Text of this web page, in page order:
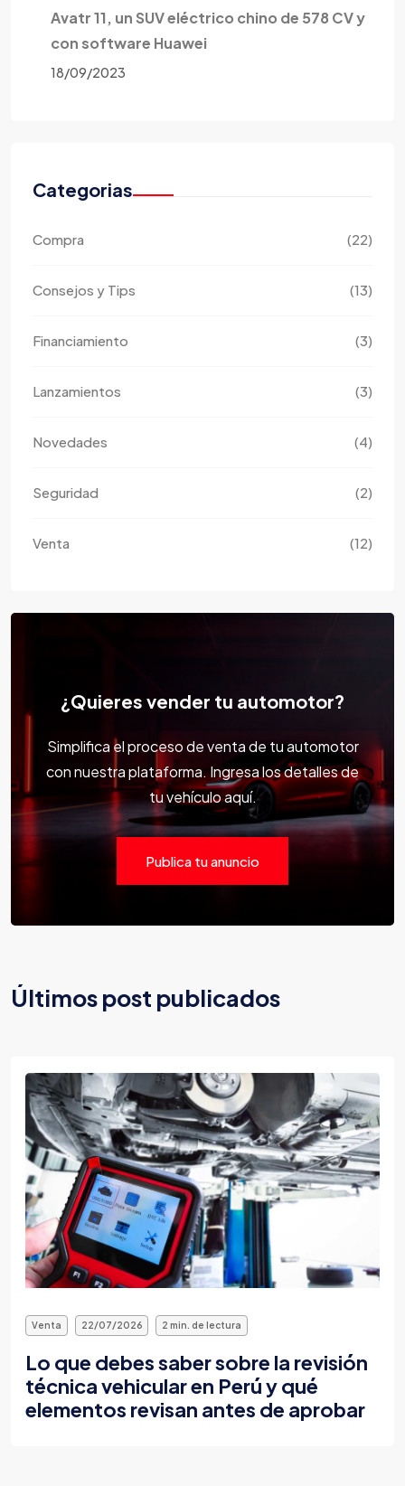
Avatr 11, un SUV eléctrico chino de 578 CV y
con software Huawei
18/09/2023
Categorias
Compra (22)
Consejos y Tips (13)
Financiamiento (3)
Lanzamientos (3)
Novedades (4)
Seguridad (2)
Venta (12)
¿Quieres vender tu automotor?
Simplifica el proceso de venta de tu automotor
con nuestra plataforma. Ingresa los detalles de
tu vehículo aquí.
Publica tu anuncio
Últimos post publicados
Venta 22/07/2026 2 min. de lectura
Todo sobre la tarjeta de propiedad
vehicular y cómo obtenerla en línea al
comprar un auto en Perú